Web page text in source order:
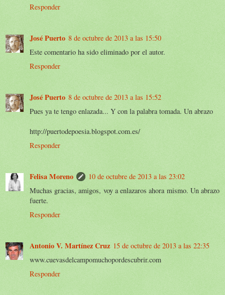
Responder
José Puerto 8 de octubre de 2013 a las 15:50
Este comentario ha sido eliminado por el autor.
Responder
José Puerto 8 de octubre de 2013 a las 15:52
Pues ya te tengo enlazada... Y con la palabra tomada. Un abrazo
http://puertodepoesia.blogspot.com.es/
Responder
Felisa Moreno
10 de octubre de 2013 a las 23:02
Muchas gracias, amigos, voy a enlazaros ahora mismo. Un abrazo
fuerte.
Responder
Antonio V. Martínez Cruz 15 de octubre de 2013 a las 22:35
www.cuevasdelcampomuchopordescubrir.com
Responder